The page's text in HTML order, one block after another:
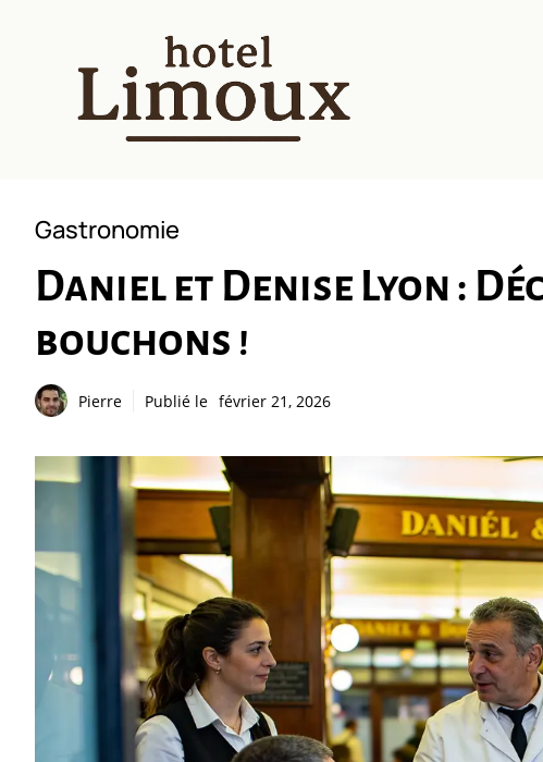
Gastronomie
Daniel et Denise Lyon :
bouchons !
Pierre Publié le février 21, 2026